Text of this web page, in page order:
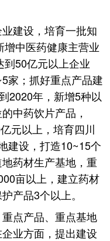
建设，培育一批知
中医药健康主营业
50亿元以上企业
家；抓好重点产品建
2020年，新增5种以
中药饮片产品，
元以上，培育四川
建设，打造10~15个
药材生产基地，重
亩以上，建立药材
产品3个以上。
重点产品、重点基地
业方面，提出建设